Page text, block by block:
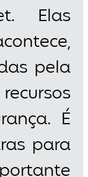
Elas
pela
É
para